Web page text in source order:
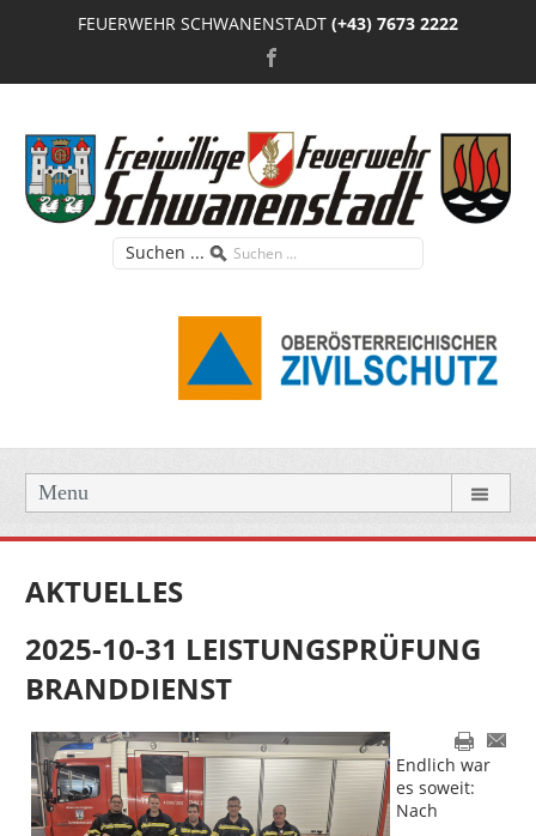
FEUERWEHR SCHWANENSTADT (+43) 7673 2222
Suchen ...
Menu
AKTUELLES
2025-10-31 LEISTUNGSPRÜFUNG
BRANDDIENST
Endlich war
es soweit:
Nach